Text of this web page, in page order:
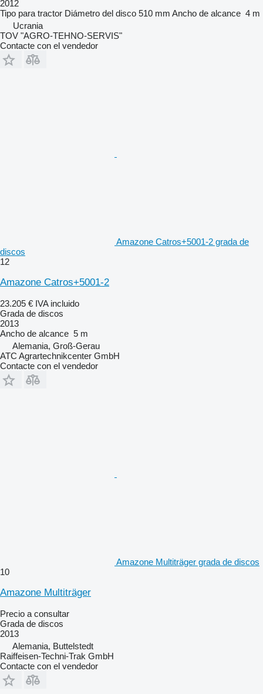
2012
Tipo para tractor Diámetro del disco 510 mm Ancho de alcance 4 m
Ucrania
TOV "AGRO-TEHNO-SERVIS"
Contacte con el vendedor
Amazone Catros+5001-2 grada de
discos
12
Amazone Catros+5001-2
23.205 € IVA incluido
Grada de discos
2013
Ancho de alcance 5 m
Alemania, Groß-Gerau
ATC Agrartechnikcenter GmbH
Contacte con el vendedor
Amazone Multiträger grada de discos
10
Amazone Multiträger
Precio a consultar
Grada de discos
2013
Alemania, Buttelstedt
Raiffeisen-Techni-Trak GmbH
Contacte con el vendedor